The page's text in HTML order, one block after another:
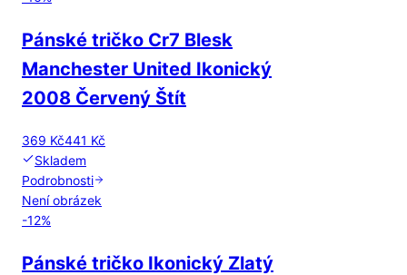
Pánské tričko Cr7 Blesk
Manchester United Ikonický
2008 Červený Štít
369 Kč441 Kč
Skladem
Podrobnosti
Není obrázek
-12%
Pánské tričko Ikonický Zlatý